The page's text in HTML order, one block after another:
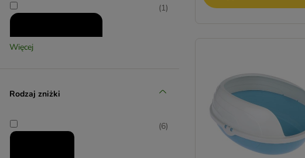
(1)
Więcej
Rodzaj zniżki
(6)